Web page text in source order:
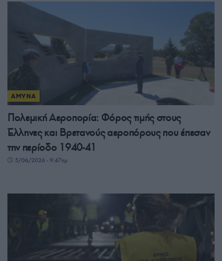
ΑΜΥΝΑ
Πολεμική Αεροπορία: Φόρος τιμής στους
Έλληνες και Βρετανούς αεροπόρους που έπεσαν
την περίοδο 1940-41
5/06/2026 - 9:47πμ